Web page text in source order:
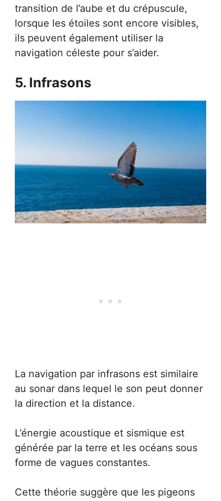
transition de l’aube et du crépuscule,
lorsque les étoiles sont encore visibles,
ils peuvent également utiliser la
navigation céleste pour s’aider.
5. Infrasons
La navigation par infrasons est similaire
au sonar dans lequel le son peut donner
la direction et la distance.
L’énergie acoustique et sismique est
générée par la terre et les océans sous
forme de vagues constantes.
Cette théorie suggère que les pigeons